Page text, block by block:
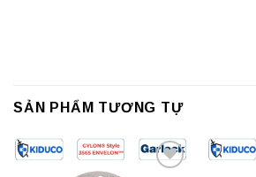
SẢN PHẨM TƯƠNG TỰ